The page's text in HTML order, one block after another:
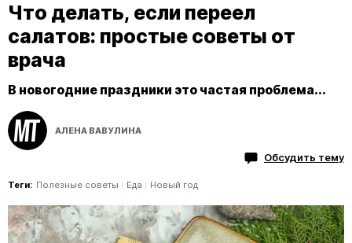
Что делать, если переел
салатов: простые советы от
врача
В новогодние праздники это частая проблема...
АЛЕНА ВАВУЛИНА
Обсудить тему
Теги: Полезные советы Еда Новый год